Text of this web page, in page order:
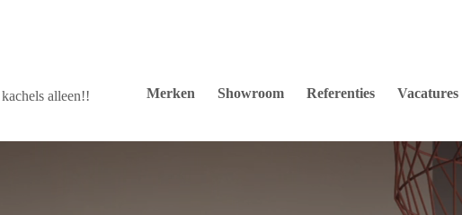
alleen!! Merken Showroom Referenties Vacatures